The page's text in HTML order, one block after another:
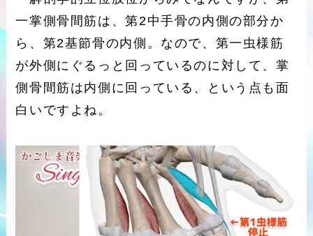
一掌側骨間筋は、第2中手骨の内側の部分か
ら、第2基節骨の内側。なので、第一虫様筋
が外側にぐるっと回っているのに対して、掌
側骨間筋は内側に回っている、という点も面
白いですよね。